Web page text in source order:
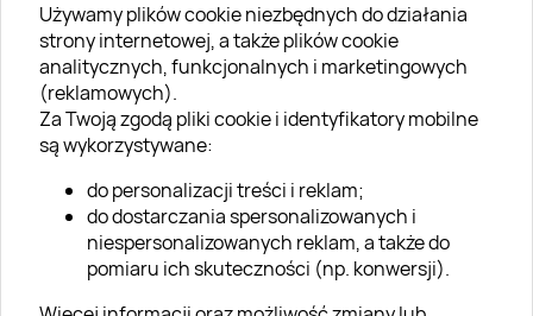
Używamy plików cookie niezbędnych do działania
strony internetowej, a także plików cookie
analitycznych, funkcjonalnych i marketingowych
(reklamowych).
Za Twoją zgodą pliki cookie i identyfikatory mobilne
są wykorzystywane:
do personalizacji treści i reklam;
do dostarczania spersonalizowanych i
niespersonalizowanych reklam, a także do
pomiaru ich skuteczności (np. konwersji).
O SUPERPREZENTY
O nas
Aktualności
Kariera w Super Prezentach
Klub Lojalnościowy